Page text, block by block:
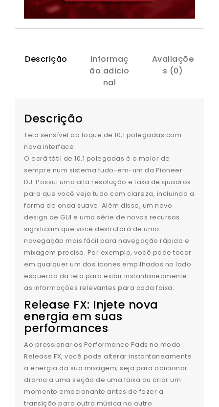
Descrição
Informaç
ão adicio
nal
Avaliaçõe
s (0)
Descrição
Tela sensível ao toque de 10,1 polegadas com
nova interface
O ecrã tátil de 10,1 polegadas é o maior de
sempre num sistema tudo-em-um da Pioneer
DJ. Possui uma alta resolução e taxa de quadros
para que você veja tudo com clareza, incluindo a
forma de onda suave. Além disso, um novo
design de GUI e uma série de novos recursos
significam que você desfrutará de uma
navegação mais fácil para navegação rápida e
mixagem precisa. Por exemplo, você pode tocar
em qualquer um dos ícones empilhados no lado
esquerdo da tela para exibir instantaneamente
as informações relevantes para cada faixa.
Release FX: Injete nova
energia em suas
performances
Ao pressionar os Performance Pads no modo
Release FX, você pode alterar instantaneamente
a energia da sua mixagem, seja para adicionar
drama a uma seção de uma faixa ou criar um
momento emocionante antes de fazer a
transição para outra música no outro